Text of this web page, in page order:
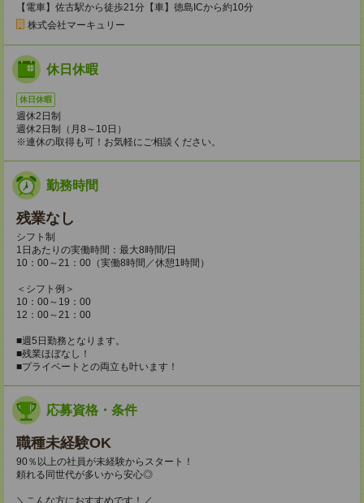
【電車】佐古駅から徒歩21分【車】徳島ICから約10分
株式会社マーキュリー
休日休暇
休日休暇
週休2日制
週休2日制（月8～10日）
※連休の取得も可！お気軽にご相談ください。
勤務時間
残業なし
シフト制
1日あたりの実働時間：最大8時間/日
10：00～21：00（実働8時間／休憩1時間）
＜シフト例＞
10：00～19：00
12：00～21：00
■週5日勤務となります。
■残業ほぼなし！
■プライベートとの両立も叶います！
応募資格・条件
職種未経験OK
90％以上の社員が未経験からスタート！
頼れる同世代が多いから安心◎
＼こんな方におすすめです！／